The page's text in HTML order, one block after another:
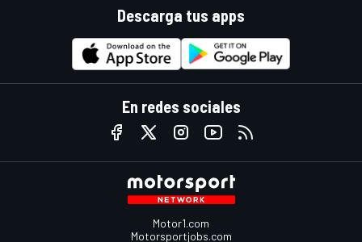
Descarga tus apps
En redes sociales
Motor1.com
Motorsportjobs.com